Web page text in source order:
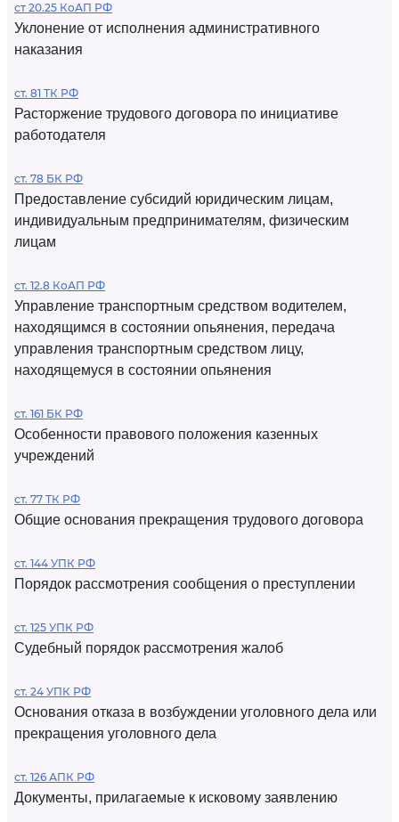
ст 20.25 КоАП РФ
Уклонение от исполнения административного
наказания
ст. 81 ТК РФ
Расторжение трудового договора по инициативе
работодателя
ст. 78 БК РФ
Предоставление субсидий юридическим лицам,
индивидуальным предпринимателям, физическим
лицам
ст. 12.8 КоАП РФ
Управление транспортным средством водителем,
находящимся в состоянии опьянения, передача
управления транспортным средством лицу,
находящемуся в состоянии опьянения
ст. 161 БК РФ
Особенности правового положения казенных
учреждений
ст. 77 ТК РФ
Общие основания прекращения трудового договора
ст. 144 УПК РФ
Порядок рассмотрения сообщения о преступлении
ст. 125 УПК РФ
Судебный порядок рассмотрения жалоб
ст. 24 УПК РФ
Основания отказа в возбуждении уголовного дела или
прекращения уголовного дела
ст. 126 АПК РФ
Документы, прилагаемые к исковому заявлению